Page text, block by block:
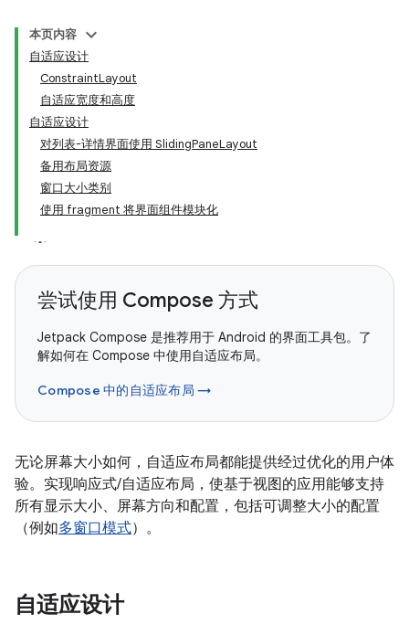
本页内容
自适应设计
ConstraintLayout
自适应宽度和高度
自适应设计
对列表-详情界面使用 SlidingPaneLayout
备用布局资源
窗口大小类别
使用 fragment 将界面组件模块化
尝试使用 Compose 方式
Jetpack Compose 是推荐用于 Android 的界面工具包。了
解如何在 Compose 中使用自适应布局。
Compose 中的自适应布局 →
无论屏幕大小如何，自适应布局都能提供经过优化的用户体
验。实现响应式/自适应布局，使基于视图的应用能够支持
所有显示大小、屏幕方向和配置，包括可调整大小的配置
（例如多窗口模式）。
自适应设计